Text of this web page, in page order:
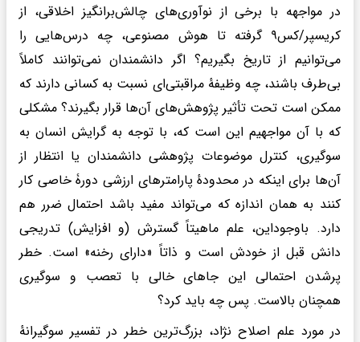
در مواجهه با برخی از نوآوری‌های چالش‌برانگیز اخلاقی، از
کریسپر/کس۹ گرفته تا هوش مصنوعی، چه درس‌هایی را
می‌توانیم از تاریخ بگیریم؟ اگر دانشمندان نمی‌توانند کاملاً
بی‌طرف باشند، چه وظیفهٔ مراقبتی‌ای نسبت به کسانی دارند که
ممکن است تحت تأثیر پژوهش‌های آن‌ها قرار بگیرند؟ مشکلی
که با آن مواجهیم این است که، با توجه به گرایش انسان به
سوگیری، کنترل موضوعات پژوهشی دانشمندان یا انتظار از
آن‌ها برای اینکه در محدودهٔ پارامترهای ارزشی دورۀ خاصی کار
کنند به همان اندازه که می‌تواند مفید باشد احتمال ضرر هم
دارد. باوجوداین، علم ماهیتاً گسترش (و افزایش) تدریجی
دانش قبل از خودش است و ذاتاً «دارای رخنه» است. خطر
پرشدن احتمالی این جاهای خالی با تعصب و سوگیری
همچنان بالاست. پس چه باید کرد؟
در مورد علم اصلاح نژاد، بزرگ‌ترین خطر در تفسیر سوگیرانهٔ